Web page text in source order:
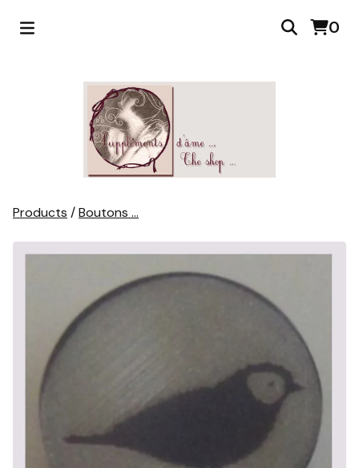
0
Products /Boutons ...